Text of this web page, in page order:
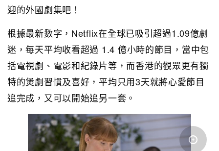
迎的外國劇集吧！
根據最新數字，Netflix在全球已吸引超過1.09億劇
迷，每天平均收看超過 1.4 億小時的節目，當中包
括電視劇、電影和紀錄片等，而香港的觀眾更有獨
特的煲劇習慣及喜好，平均只用3天就將心愛節目
追完成，又可以開始追另一套。